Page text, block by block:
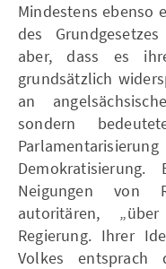
Mindestens ebenso
des
aber, dass es
grundsätzlich
an
sondern
Neigungen von
autoritären,
Regierung. Ihrer
Volkes entsprach